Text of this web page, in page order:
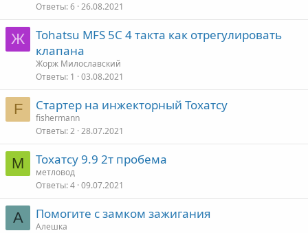
Ответы 6 26.08.2021
Ж
Tohatsu MFS 5C 4 такта как отрегулировать
клапана
Жорж Милославский
Ответы 1 03.08.2021
F Стартер на инжекторный Тохатсу
fishermann
Ответы 2 28.07.2021
М Тохатсу 9.9 2т пробема
метловод
Ответы 4 09.07.2021
А Помогите с замком зажигания
Алешка